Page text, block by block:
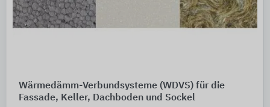
Wärmedämm-Verbundsysteme (WDVS) für die
Fassade, Keller, Dachboden und Sockel